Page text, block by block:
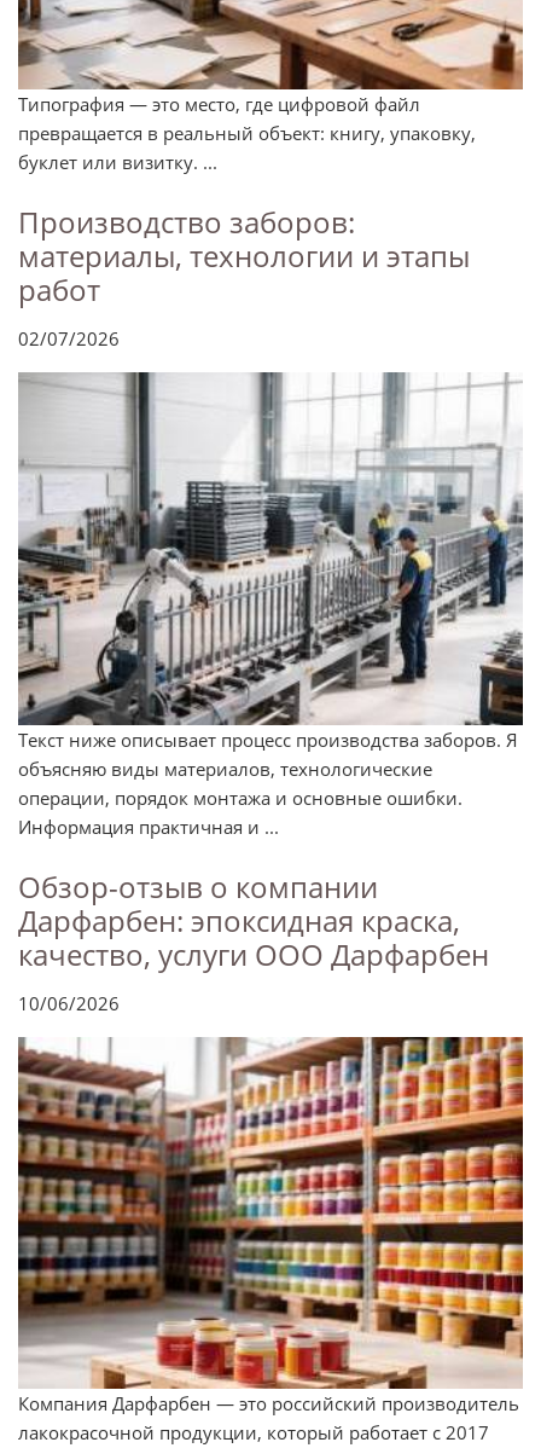
Типография — это место, где цифровой файл
превращается в реальный объект: книгу, упаковку,
буклет или визитку. ...
Производство заборов:
материалы, технологии и этапы
работ
02/07/2026
Текст ниже описывает процесс производства заборов. Я
объясняю виды материалов, технологические
операции, порядок монтажа и основные ошибки.
Информация практичная и ...
Обзор-отзыв о компании
Дарфарбен: эпоксидная краска,
качество, услуги ООО Дарфарбен
10/06/2026
Компания Дарфарбен — это российский производитель
лакокрасочной продукции, который работает с 2017